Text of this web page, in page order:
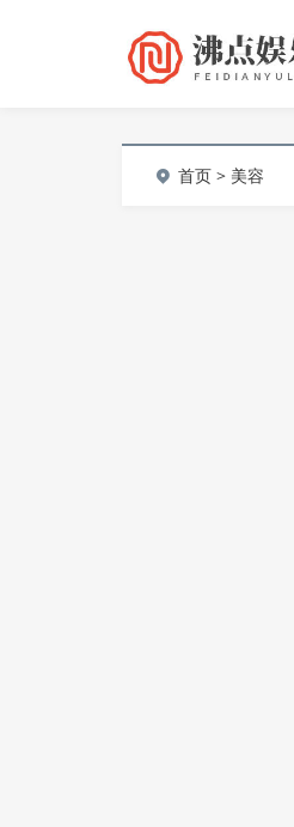
首页 > 美容